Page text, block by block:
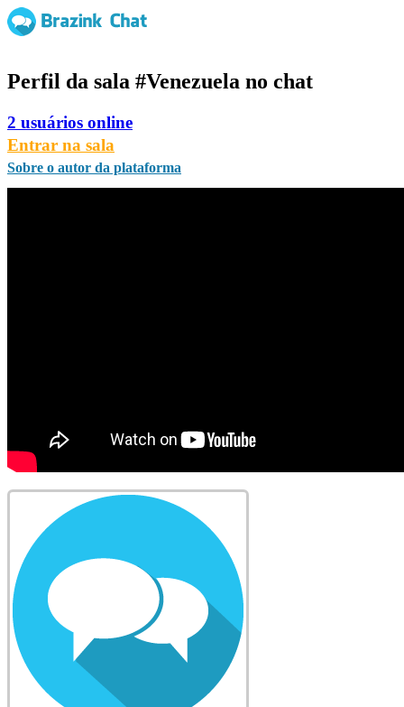
Perfil da sala #Venezuela no chat
2 usuários online
Entrar na sala
Sobre o autor da plataforma